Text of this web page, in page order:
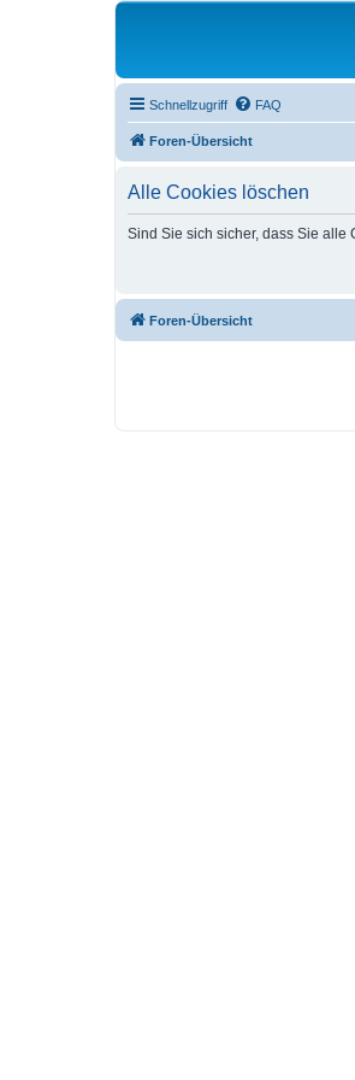
Schnellzugriff FAQ
Foren-Übersicht
Alle Cookies löschen
Sind Sie sich sicher, dass Sie
Foren-Übersicht